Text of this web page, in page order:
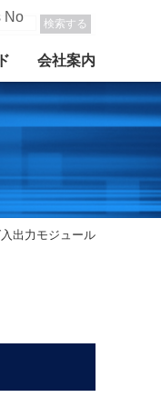
会社案内
検索する
出力モジュール
No